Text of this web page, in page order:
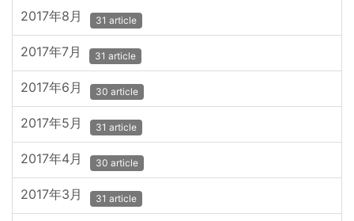
2017年8月 31 article
2017年7月 31 article
2017年6月 30 article
2017年5月 31 article
2017年4月 30 article
2017年3月 31 article